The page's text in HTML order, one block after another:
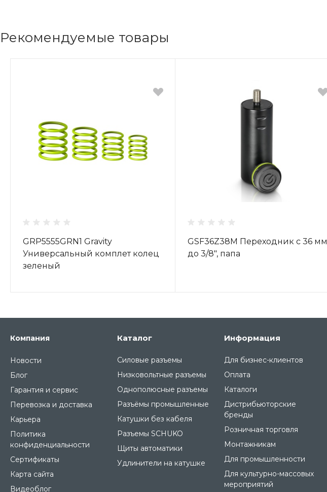
Рекомендуемые товары
GRP5555GRN1 Gravity
Универсальный комплет колец
зеленый
GSF36Z38M Переходник с 36 мм
до 3/8", папа
Компания
Новости
Блог
Гарантия и сервис
Перевозка и доставка
Карьера
Политика
конфиденциальности
Сертификаты
Карта сайта
Видеоблог
Каталог
Силовые разъемы
Низковольтные разъемы
Однополюсные разъемы
Разъёмы промышленные
Катушки без кабеля
Разъемы SCHUKO
Щиты автоматики
Удлинители на катушке
Информация
Для бизнес-клиентов
Оплата
Каталоги
Дистрибьюторские
бренды
Розничная торговля
Монтажникам
Для промышленности
Для культурно-массовых
мероприятий